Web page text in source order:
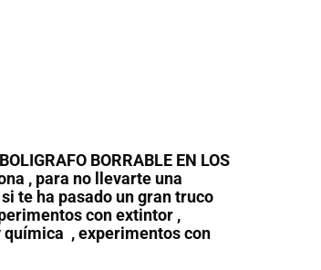
BORRABLE EN LOS
, para no llevarte una
te ha pasado un gran truco
con extintor ,
, experimentos con